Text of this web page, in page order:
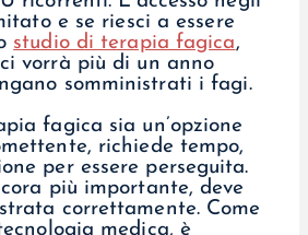
e se riesci a essere
studio di terapia fagica,
vorrà più di un anno
somministrati i fagi.
fagica sia un’opzione
richiede tempo,
per essere perseguita.
più importante, deve
correttamente. Come
medica, è